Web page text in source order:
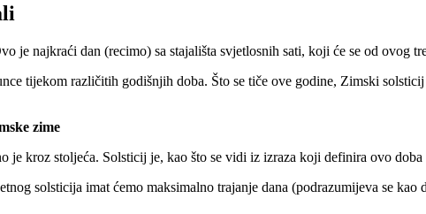
je najkraći dan (recimo) sa stajališta svjetlosnih sati, koji će se od ovog
tijekom različitih godišnjih doba. Što se tiče ove godine, Zimski
zime
kroz stoljeća. Solsticij je, kao što se vidi iz izraza koji definira ovo doba
solsticija imat ćemo maksimalno trajanje dana (podrazumijeva se